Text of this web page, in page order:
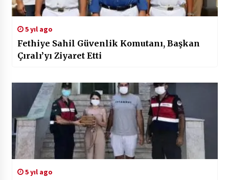
5 yıl ago
Fethiye Sahil Güvenlik Komutanı, Başkan
Çıralı’yı Ziyaret Etti
5 yıl ago